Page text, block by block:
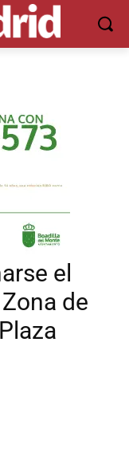
el
de